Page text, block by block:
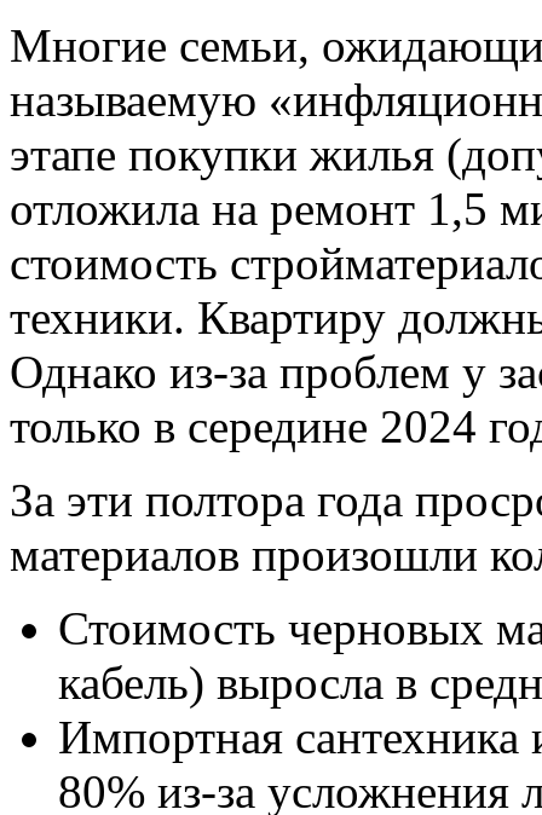
Многие семьи,
называемую
этапе покупки жилья
отложила на ремонт 1,5
стоимость
техники. Квартиру
Однако из-за проблем у
только в середине 2024
За эти полтора года
материалов произошли
Стоимость черновых
кабель) выросла в
Импортная сантехника
80% из-за усложнения